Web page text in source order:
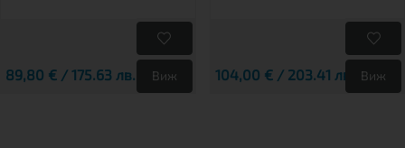
89,80 € / 175.63 лв. Виж 104,00 € / 203.41 лв. Виж